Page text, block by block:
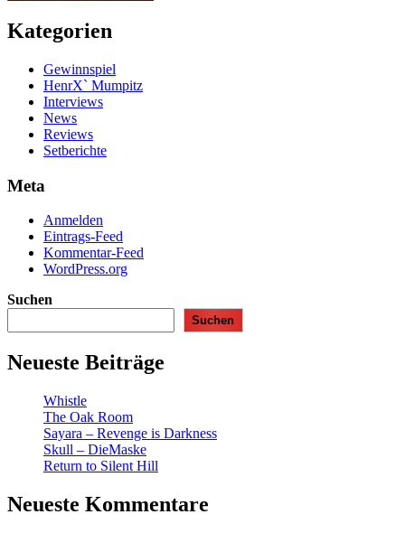
Kategorien
Gewinnspiel
HenrX` Mumpitz
Interviews
News
Reviews
Setberichte
Meta
Anmelden
Eintrags-Feed
Kommentar-Feed
WordPress.org
Suchen
Suchen
Neueste Beiträge
Whistle
The Oak Room
Sayara – Revenge is Darkness
Skull – DieMaske
Return to Silent Hill
Neueste Kommentare